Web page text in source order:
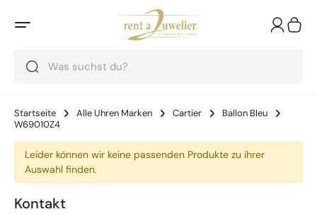
Suche
Suche
Startseite Alle Uhren Marken Cartier
Ballon Bleu
W69010Z4
Leider können wir keine passenden Produkte zu ihrer
Auswahl finden.
Kontakt